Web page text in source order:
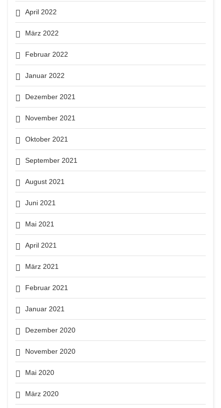
April 2022
März 2022
Februar 2022
Januar 2022
Dezember 2021
November 2021
Oktober 2021
September 2021
August 2021
Juni 2021
Mai 2021
April 2021
März 2021
Februar 2021
Januar 2021
Dezember 2020
November 2020
Mai 2020
März 2020